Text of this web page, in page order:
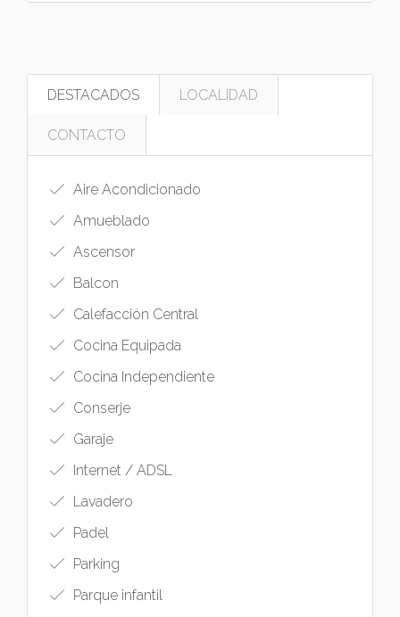
DESTACADOS LOCALIDAD
CONTACTO
Aire Acondicionado
Amueblado
Ascensor
Balcon
Calefacción Central
Cocina Equipada
Cocina Independiente
Conserje
Garaje
Internet / ADSL
Lavadero
Padel
Parking
Parque infantil